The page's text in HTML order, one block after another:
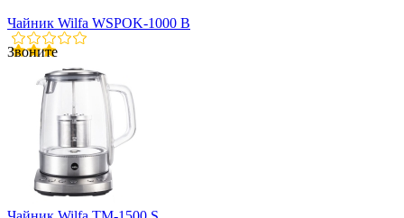
Чайник Wilfa WSPOK-1000 B
Звоните